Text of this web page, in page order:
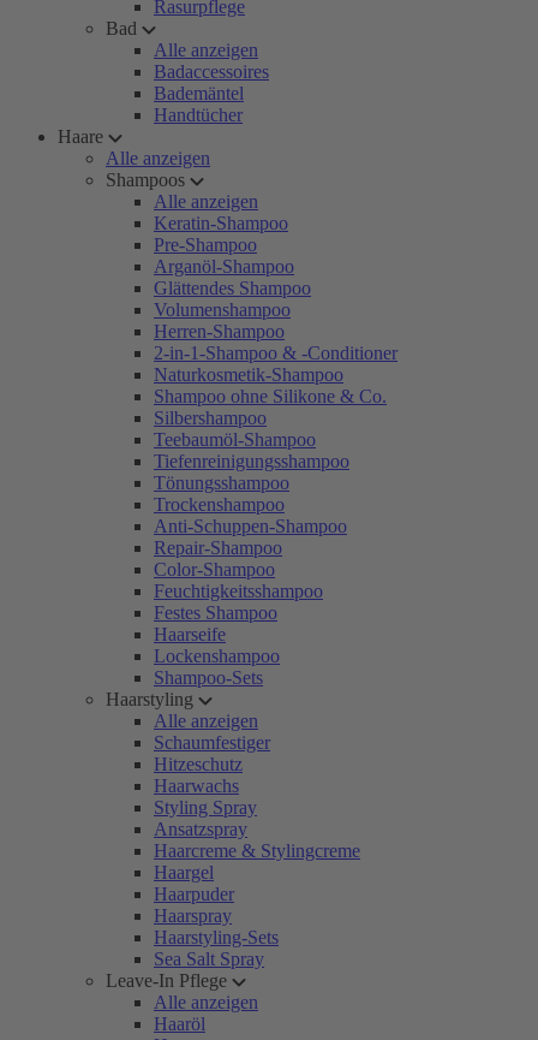
Rasurpflege
Bad
Alle anzeigen
Badaccessoires
Bademäntel
Handtücher
Haare
Alle anzeigen
Shampoos
Alle anzeigen
Keratin-Shampoo
Pre-Shampoo
Arganöl-Shampoo
Glättendes Shampoo
Volumenshampoo
Herren-Shampoo
2-in-1-Shampoo & -Conditioner
Naturkosmetik-Shampoo
Shampoo ohne Silikone & Co.
Silbershampoo
Teebaumöl-Shampoo
Tiefenreinigungsshampoo
Tönungsshampoo
Trockenshampoo
Anti-Schuppen-Shampoo
Repair-Shampoo
Color-Shampoo
Feuchtigkeitsshampoo
Festes Shampoo
Haarseife
Lockenshampoo
Shampoo-Sets
Haarstyling
Alle anzeigen
Schaumfestiger
Hitzeschutz
Haarwachs
Styling Spray
Ansatzspray
Haarcreme & Stylingcreme
Haargel
Haarpuder
Haarspray
Haarstyling-Sets
Sea Salt Spray
Leave-In Pflege
Alle anzeigen
Haaröl